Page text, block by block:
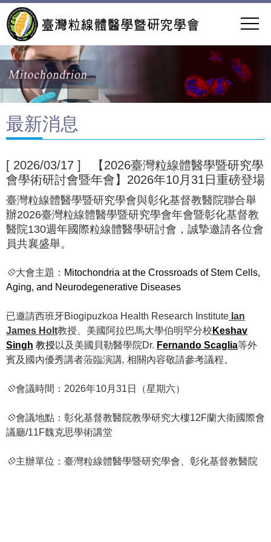
最新消息
[ 2026/03/17 ] 【2026臺灣粒線體醫學暨研究學
會學術研討會暨年會】2026年10月31日重磅登場
臺灣粒線體醫學暨研究學會與彰化基督教醫院聯合舉
辦2026臺灣粒線體醫學暨研究學會年會暨彰化基督教
醫院130週年國際粒線體醫學研討會，誠摯邀請各位會
員共襄盛舉。
💠大會主題： Mitochondria at the Crossroads of Stem Cells,
Aging, and Neurodegenerative Diseases
已邀請西班牙Biogipuzkoa Health Research Institute Ian
James Holt教授、美國阿拉巴馬大學伯明罕分校 Keshav
Singh 教授以及美國貝勒醫學院Dr. Fernando Scaglia等外
賓及國內優秀講者蒞臨演講, 相關內容敬請參考議程。
💠會議時間： 2026年10月 31日（星期六）
💠會議地點：彰化基督教醫院教學研究大樓12F蘭大衛國際會
議廳/11F魏克思學術講堂
💠主辦單位：臺灣粒線體醫學暨研究學會、彰化基督教醫院